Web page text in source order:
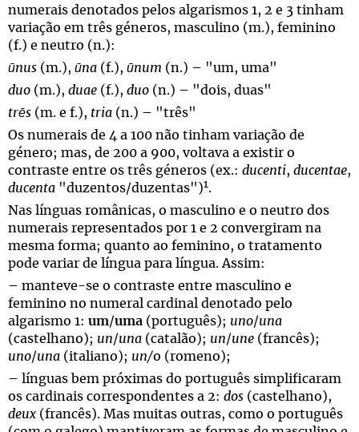
numerais denotados pelos algarismos 1, 2 e 3 tinham
variação em três géneros, masculino (m.), feminino
(f.) e neutro (n.):
ūnus (m.), ūna (f.), ūnum (n.) – "um, uma"
duo (m.), duae (f.), duo (n.) – "dois, duas"
trēs (m. e f.), tria (n.) – "três"
Os numerais de 4 a 100 não tinham variação de
género; mas, de 200 a 900, voltava a existir o
contraste entre os três géneros (ex.: ducenti, ducentae,
ducenta "duzentos/duzentas")1 .
Nas línguas românicas, o masculino e o neutro dos
numerais representados por 1 e 2 convergiram na
mesma forma; quanto ao feminino, o tratamento
pode variar de língua para língua. Assim:
– manteve-se o contraste entre masculino e
feminino no numeral cardinal denotado pelo
algarismo 1: um/uma (português); uno/una
(castelhano); un/una (catalão); un/une (francês);
uno/una (italiano); un/o (romeno);
– línguas bem próximas do português simplificaram
os cardinais correspondentes a 2: dos (castelhano),
deux (francês). Mas muitas outras, como o português